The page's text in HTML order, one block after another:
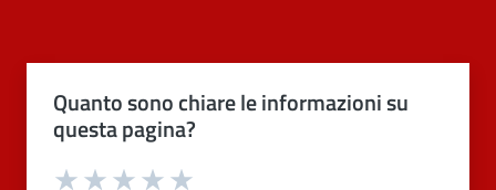
Quanto sono chiare le informazioni su
questa pagina?
Valuta 4 stelle su 5
Valuta 3 stelle su 5
Valuta 2 stelle su 5
Valuta 1 stelle su 5